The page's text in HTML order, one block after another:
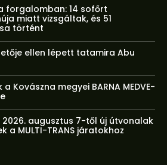
forgalomban: 14 sofőrt
miatt vizsgáltak, és 51
történt
ellen lépett tatamira Abu
Kovászna megyei BARNA MEDVE-
augusztus 7-től új útvonalak
a MULTI-TRANS járatokhoz